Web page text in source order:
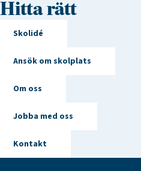
Hitta rätt
Skolidé
Ansök om skolplats
Om oss
Jobba med oss
Kontakt